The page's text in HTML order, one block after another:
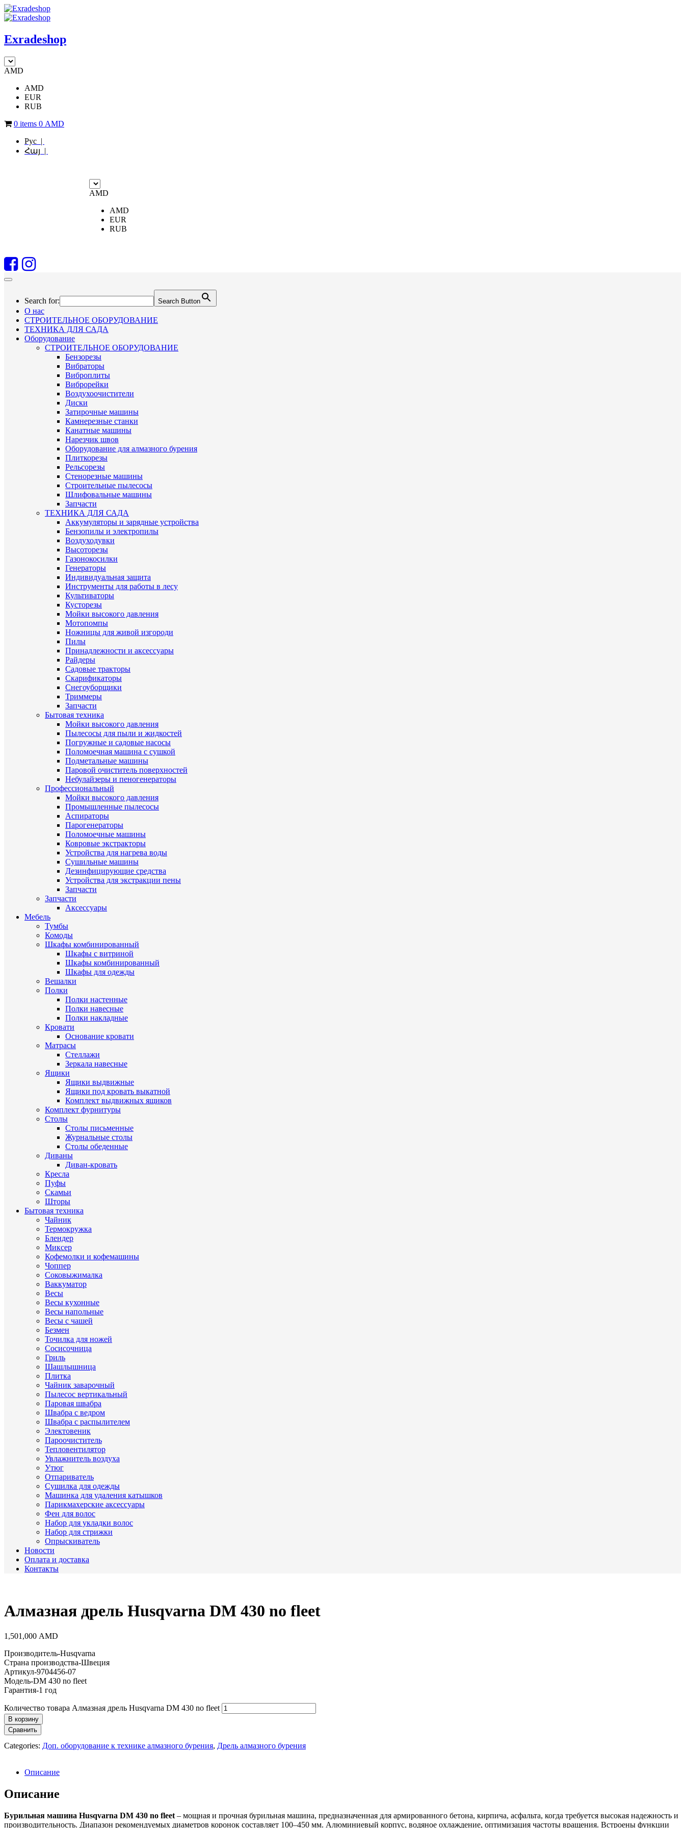
Exradeshop
AMD
AMD
EUR
RUB
0 items 0 AMD
Рус |
Հայ |
AMD
AMD
EUR
RUB
Search for: Search Button
О нас
СТРОИТЕЛЬНОЕ ОБОРУДОВАНИЕ
ТЕХНИКА ДЛЯ САДА
Оборудование
СТРОИТЕЛЬНОЕ ОБОРУДОВАНИЕ
Бензорезы
Вибраторы
Виброплиты
Виброрейки
Воздухоочистители
Диски
Затирочные машины
Камнерезные станки
Канатные машины
Нарезчик швов
Оборудование для алмазного бурения
Плиткорезы
Рельсорезы
Стенорезные машины
Строительные пылесосы
Шлифовальные машины
Запчасти
ТЕХНИКА ДЛЯ САДА
Аккумуляторы и зарядные устройства
Бензопилы и электропилы
Воздуходувки
Высоторезы
Газонокосилки
Генераторы
Индивидуальная защита
Инструменты для работы в лесу
Культиваторы
Кусторезы
Мойки высокого давления
Мотопомпы
Ножницы для живой изгороди
Пилы
Принадлежности и аксессуары
Райдеры
Садовые тракторы
Скарификаторы
Снегоуборщики
Триммеры
Запчасти
Бытовая техника
Мойки высокого давления
Пылесосы для пыли и жидкостей
Погружные и садовые насосы
Поломоечная машина с сушкой
Подметальные машины
Паровой очиститель поверхностей
Небулайзеры и пеногенераторы
Профессиональный
Мойки высокого давления
Промышленные пылесосы
Аспираторы
Парогенераторы
Поломоечные машины
Ковровые экстракторы
Устройства для нагрева воды
Сушильные машины
Дезинфицирующие средства
Устройства для экстракции пены
Запчасти
Запчасти
Аксессуары
Мебель
Тумбы
Комоды
Шкафы комбинированный
Шкафы с витриной
Шкафы комбинированный
Шкафы для одежды
Вешалки
Полки
Полки настенные
Полки навесные
Полки накладные
Кровати
Основание кровати
Матрасы
Стеллажи
Зеркала навесные
Ящики
Ящики выдвижные
Ящики под кровать выкатной
Комплект выдвижных ящиков
Комплект фурнитуры
Столы
Столы письменные
Журнальные cтолы
Столы обеденные
Диваны
Диван-кровать
Кресла
Пуфы
Скамьи
Шторы
Бытовая техника
Чайник
Термокружка
Блендер
Миксер
Кофемолки и кофемашины
Чоппер
Соковыжималка
Ваккуматор
Весы
Весы кухонные
Весы напольные
Весы с чашей
Безмен
Точилка для ножей
Сосисочница
Гриль
Шашлышница
Плитка
Чайник заварочный
Пылесос вертикальный
Паровая швабра
Швабра с ведром
Швабра с распылителем
Электовеник
Пароочиститель
Тепловентилятор
Увлажнитель воздуха
Утюг
Отпариватель
Сушилка для одежды
Машинка для удаления катышков
Парикмахерские аксессуары
Фен для волос
Набор для укладки волос
Набор для стрижки
Опрыскиватель
Новости
Оплата и доставка
Контакты
Алмазная дрель Husqvarna DM 430 no fleet
1,501,000 AMD
Производитель-Husqvarna
Страна производства-Швеция
Артикул-9704456-07
Модель-DM 430 no fleet
Гарантия-1 год
Количество товара Алмазная дрель Husqvarna DM 430 no fleet
В корзину
Сравнить
Categories: Доп. оборудование к технике алмазного бурения, Дрель алмазного бурения
Описание
Описание
Бурильная машина Husqvarna DM 430 no fleet – мощная и прочная бурильная машина, предназначенная для армированного бетона, кирпича, асфальта, когда требуется высокая надежность и
производительность. Диапазон рекомендуемых диаметров коронок составляет 100–450 мм. Алюминиевый корпус, водяное охлаждение, оптимизация частоты вращения. Встроены функции